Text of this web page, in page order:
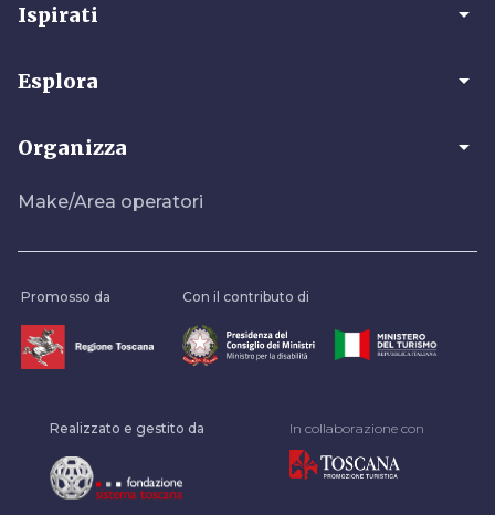
Ispirati arrow_drop_down
Esplora arrow_drop_down
Organizza arrow_drop_down
Make/Area operatori
Promosso da Con il contributo di
Realizzato e gestito da In collaborazione con